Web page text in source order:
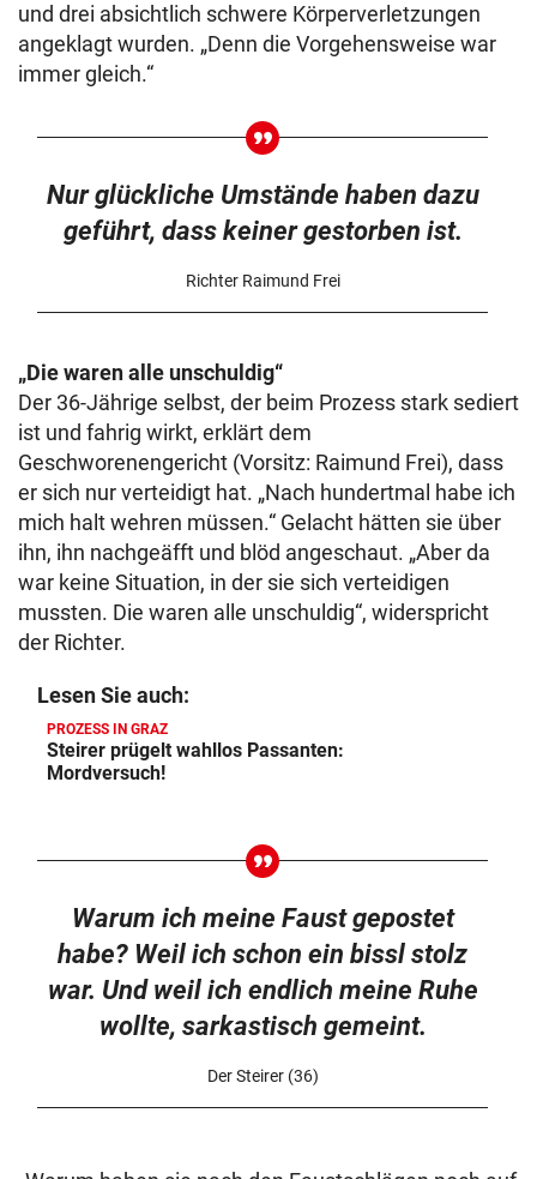
und drei absichtlich schwere Körperverletzungen
angeklagt wurden. „Denn die Vorgehensweise war
immer gleich.“
Nur glückliche Umstände haben dazu
geführt, dass keiner gestorben ist.
Richter Raimund Frei
„Die waren alle unschuldig“
Der 36-Jährige selbst, der beim Prozess stark sediert
ist und fahrig wirkt, erklärt dem
Geschworenengericht (Vorsitz: Raimund Frei), dass
er sich nur verteidigt hat. „Nach hundertmal habe ich
mich halt wehren müssen.“ Gelacht hätten sie über
ihn, ihn nachgeäfft und blöd angeschaut. „Aber da
war keine Situation, in der sie sich verteidigen
mussten. Die waren alle unschuldig“, widerspricht
der Richter.
Lesen Sie auch:
PROZESS IN GRAZ
Steirer prügelt wahllos Passanten:
Mordversuch!
Warum ich meine Faust gepostet
habe? Weil ich schon ein bissl stolz
war. Und weil ich endlich meine Ruhe
wollte, sarkastisch gemeint.
Der Steirer (36)